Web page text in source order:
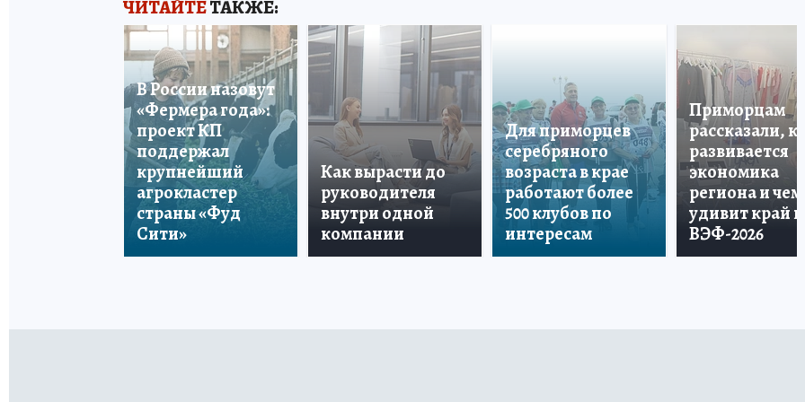
ЧИТАЙТЕТАКЖЕ:
В России назовут
«Фермера года»:
проект КП
поддержал
крупнейший
агрокластер
страны «Фуд
Сити»
Как вырасти до
руководителя
внутри одной
компании
Для приморцев
серебряного
возраста в крае
работают более
500 клубов по
интересам
Приморцам
рассказали, как
развивается
экономика
региона и чем
удивит край на
ВЭФ-2026